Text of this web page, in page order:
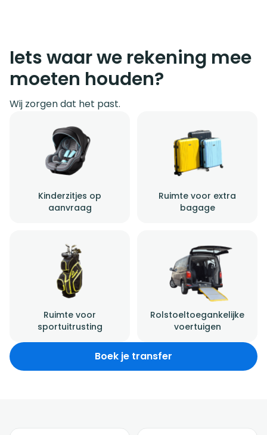
Iets waar we rekening mee
moeten houden?
Wij zorgen dat het past.
Kinderzitjes op
aanvraag
Ruimte voor extra
bagage
Ruimte voor
sportuitrusting
Rolstoeltoegankelijke
voertuigen
Boek je transfer